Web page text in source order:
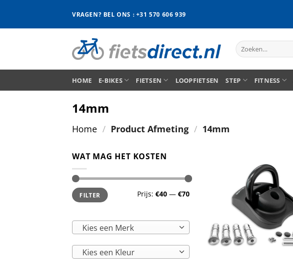
inhoud
VRAGEN? BEL ONS : +31 570 606 939
Zoeken
naar:
HOME E-BIKES FIETSEN LOOPFIETSEN STEP FITNESS
14mm
Home / Product Afmeting / 14mm
WAT MAG HET KOSTEN
Min.
prijs
Max.
prijsFILTER Prijs: €40 — €70
Kies een Merk
Kies een Kleur